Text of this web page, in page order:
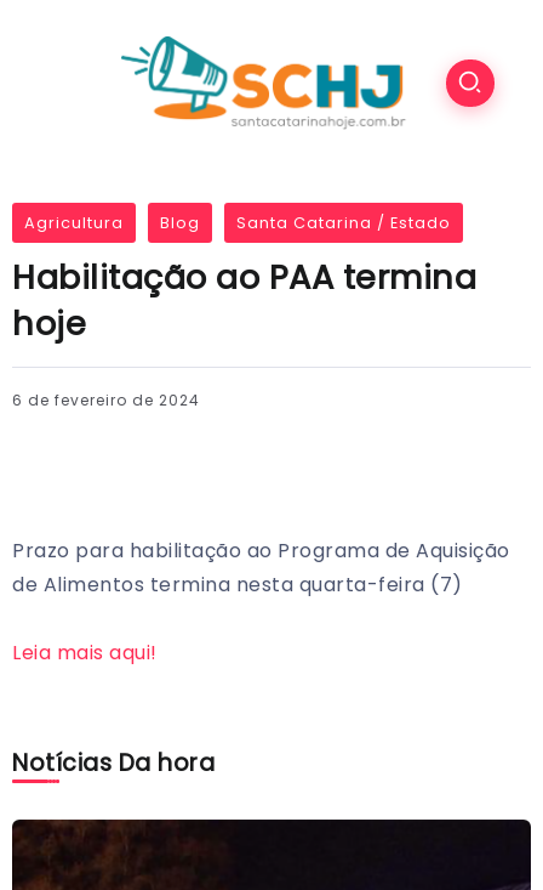
Agricultura Blog Santa Catarina / Estado
Habilitação ao PAA termina
hoje
6 de fevereiro de 2024
Prazo para habilitação ao Programa de Aquisição
de Alimentos termina nesta quarta-feira (7)
Leia mais aqui!
Notícias Da hora